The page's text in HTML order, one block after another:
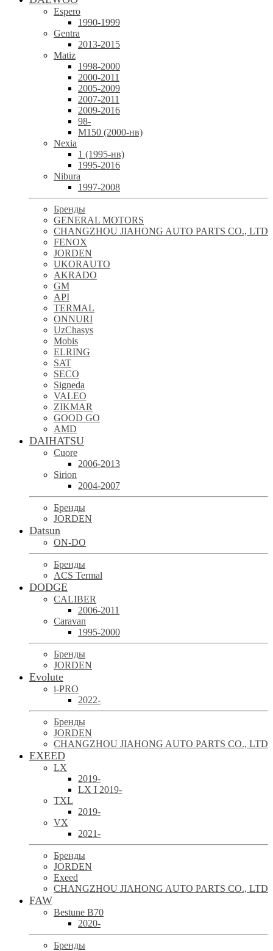
Espero
1990-1999
Gentra
2013-2015
Matiz
1998-2000
2000-2011
2005-2009
2007-2011
2009-2016
98-
М150 (2000-нв)
Nexia
1 (1995-нв)
1995-2016
Nibura
1997-2008
Бренды
GENERAL MOTORS
CHANGZHOU JIAHONG AUTO PARTS CO., LTD
FENOX
JORDEN
UKORAUTO
AKRADO
GM
API
TERMAL
ONNURI
UzChasys
Mobis
ELRING
SAT
SECO
Signeda
VALEO
ZIKMAR
GOOD GO
AMD
DAIHATSU
Cuore
2006-2013
Sirion
2004-2007
Бренды
JORDEN
Datsun
ON-DO
Бренды
ACS Termal
DODGE
CALIBER
2006-2011
Caravan
1995-2000
Бренды
JORDEN
Evolute
i-PRO
2022-
Бренды
JORDEN
CHANGZHOU JIAHONG AUTO PARTS CO., LTD
EXEED
LX
2019-
LX I 2019-
TXL
2019-
VX
2021-
Бренды
JORDEN
Exeed
CHANGZHOU JIAHONG AUTO PARTS CO., LTD
FAW
Bestune B70
2020-
Бренды